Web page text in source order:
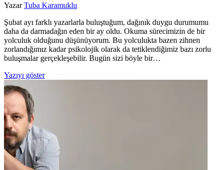
YazarTuba Karamuklu
Şubat ayı farklı yazarlarla buluştuğum, dağınık duygu durumumu
daha da darmadağın eden bir ay oldu. Okuma sürecimizin de bir
yolculuk olduğunu düşünüyorum. Bu yolculukta bazen zihnen
zorlandığımız kadar psikolojik olarak da tetiklendiğimiz bazı zorlu
buluşmalar gerçekleşebilir. Bugün sizi böyle bir…
Yazıyı göster